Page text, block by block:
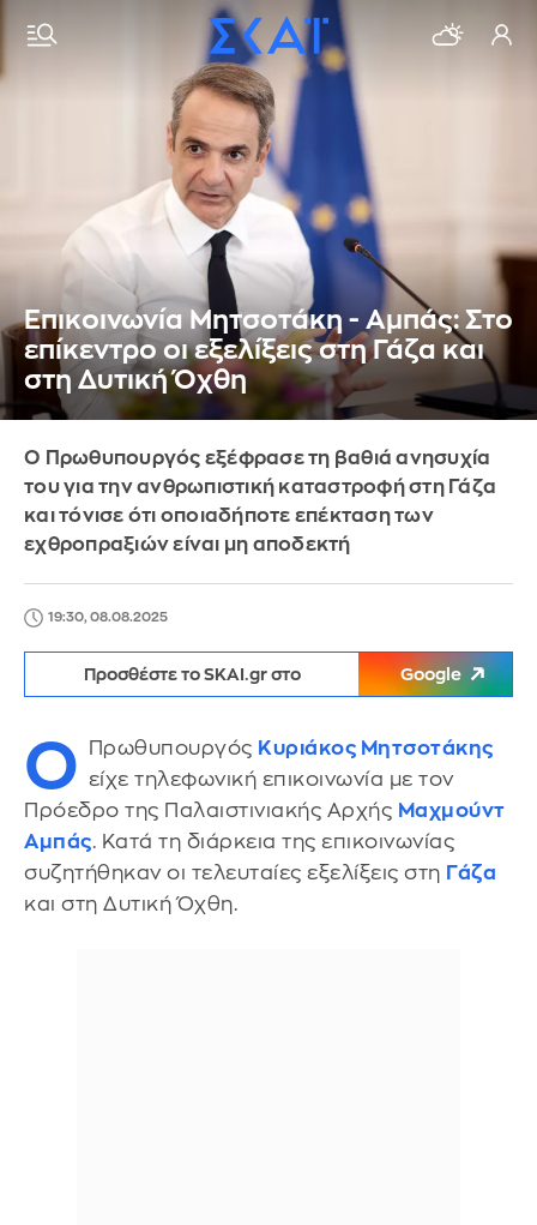
Επικοινωνία Μητσοτάκη - Αμπάς: Στο
επίκεντρο οι εξελίξεις στη Γάζα και
στη Δυτική Όχθη
Ο Πρωθυπουργός εξέφρασε τη βαθιά ανησυχία
του για την ανθρωπιστική καταστροφή στη Γάζα
και τόνισε ότι οποιαδήποτε επέκταση των
εχθροπραξιών είναι μη αποδεκτή
19:30, 08.08.2025
Προσθέστε το SKAI.gr στο Google
Ο Πρωθυπουργός Κυριάκος Μητσοτάκης
είχε τηλεφωνική επικοινωνία με τον
Πρόεδρο της Παλαιστινιακής Αρχής Μαχμούντ
Αμπάς. Κατά τη διάρκεια της επικοινωνίας
συζητήθηκαν οι τελευταίες εξελίξεις στη Γάζα
και στη Δυτική Όχθη.